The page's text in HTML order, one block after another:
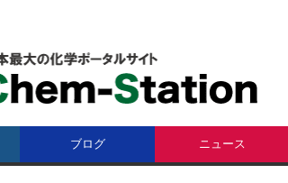
ブログ ニュース